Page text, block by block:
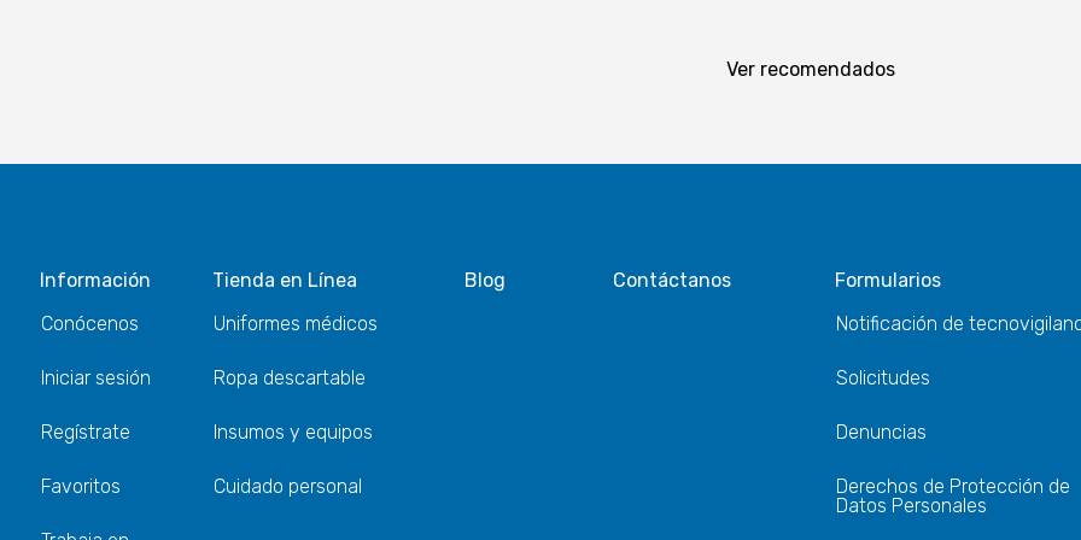
Ver recomendados
Información
Conócenos
Iniciar sesión
Regístrate
Favoritos
Tienda en Línea
Uniformes médicos
Ropa descartable
Insumos y equipos
Cuidado personal
Blog Contáctanos
Formularios
Notificación de
Solicitudes
Denuncias
Derechos de Protección de
Datos Personales